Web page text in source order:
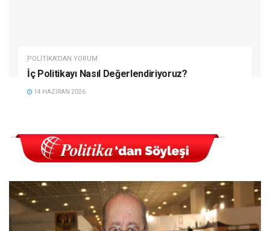
POLITIKA'DAN YORUM
İç Politikayı Nasıl Değerlendiriyoruz?
14 HAZIRAN 2026